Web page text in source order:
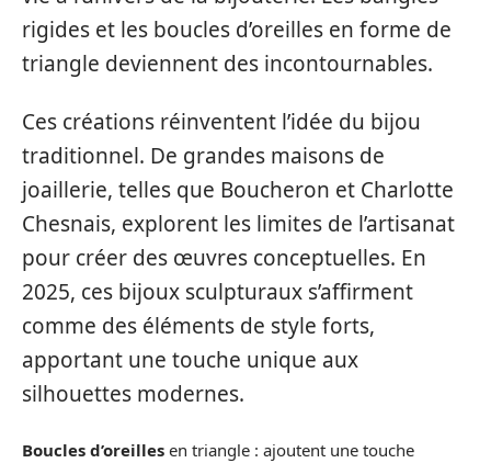
rigides et les boucles d’oreilles en forme de
triangle deviennent des incontournables.
Ces créations réinventent l’idée du bijou
traditionnel. De grandes maisons de
joaillerie, telles que Boucheron et Charlotte
Chesnais, explorent les limites de l’artisanat
pour créer des œuvres conceptuelles. En
2025, ces bijoux sculpturaux s’affirment
comme des éléments de style forts,
apportant une touche unique aux
silhouettes modernes.
Boucles d’oreilles en triangle : ajoutent une touche